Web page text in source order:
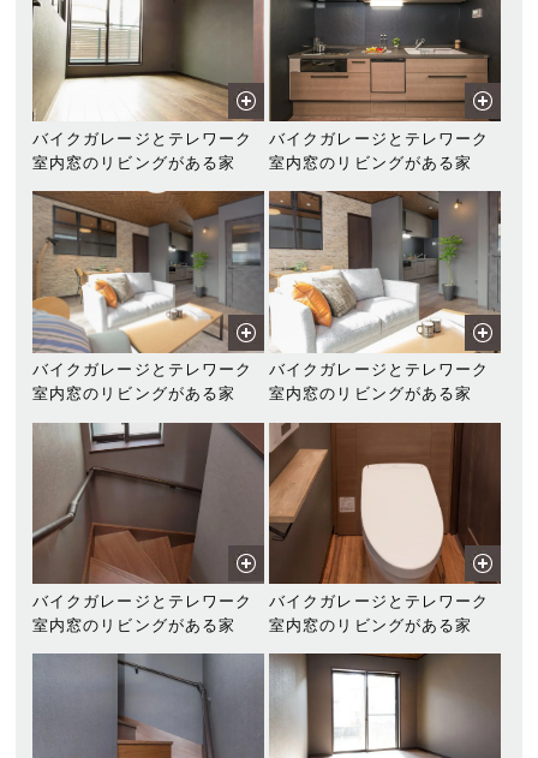
バイクガレージとテレワーク
室内窓のリビングがある家
バイクガレージとテレワーク
室内窓のリビングがある家
バイクガレージとテレワーク
室内窓のリビングがある家
バイクガレージとテレワーク
室内窓のリビングがある家
バイクガレージとテレワーク
室内窓のリビングがある家
バイクガレージとテレワーク
室内窓のリビングがある家